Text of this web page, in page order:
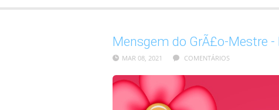
Mensgem do GrÃ£o-Mestre
MAR 08, 2021 COMENTÁRIOS